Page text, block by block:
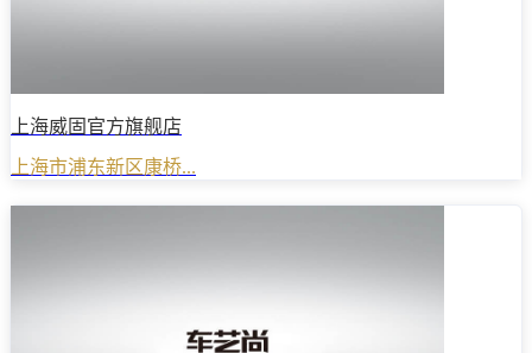
上海威固官方旗舰店
上海市浦东新区康桥...